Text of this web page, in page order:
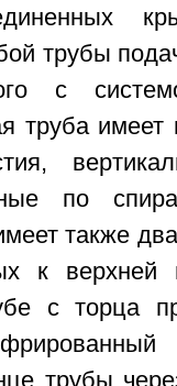
трубы
с
труба
по
также
к верхней
с торца
трубы